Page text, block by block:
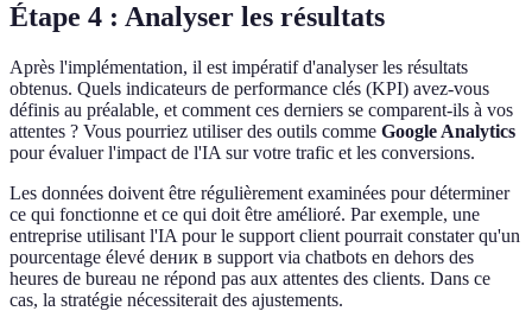
Étape 4 : Analyser les résultats
Après l'implémentation, il est impératif d'analyser les résultats
obtenus. Quels indicateurs de performance clés (KPI) avez-vous
définis au préalable, et comment ces derniers se comparent-ils à vos
attentes ? Vous pourriez utiliser des outils comme Google Analytics
pour évaluer l'impact de l'IA sur votre trafic et les conversions.
Les données doivent être régulièrement examinées pour déterminer
ce qui fonctionne et ce qui doit être amélioré. Par exemple, une
entreprise utilisant l'IA pour le support client pourrait constater qu'un
pourcentage élevé deник в support via chatbots en dehors des
heures de bureau ne répond pas aux attentes des clients. Dans ce
cas, la stratégie nécessiterait des ajustements.